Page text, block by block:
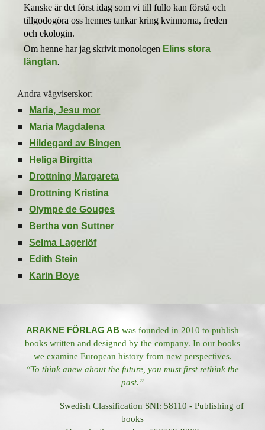
Kanske är det först idag som vi till fullo kan förstå och
tillgodogöra oss hennes tankar kring kvinnorna, freden
och ekologin.
Om henne har jag skrivit monologen Elins stora
längtan.
Andra vägviserskor:
Maria, Jesu mor
Maria Magdalena
Hildegard av Bingen
Heliga Birgitta
Drottning Margareta
Drottning Kristina
Olympe de Gouges
Bertha von Suttner
Selma Lagerlöf
Edith Stein
Karin Boye
ARAKNE FÖRLAG AB was founded in 2010 to publish
books written and designed by the company. In our books
we examine European history from new perspectives.
“To think anew about the future, you must first rethink the
past.”
Swedish Classification SNI: 58110 - Publishing of
books